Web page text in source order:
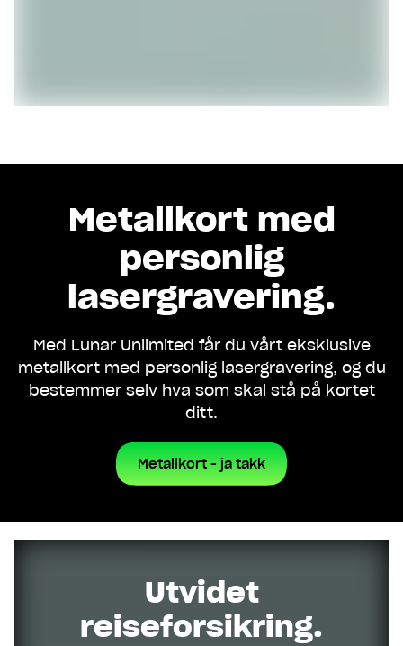
Metallkort med
personlig
lasergravering.
Med Lunar Unlimited får du vårt eksklusive
metallkort med personlig lasergravering, og du
bestemmer selv hva som skal stå på kortet
ditt.
Metallkort - ja takk
Utvidet
reiseforsikring.